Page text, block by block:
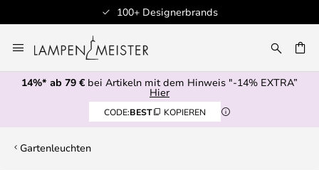
100+ Designerbrands
Inhalt
springen
14%* ab 79 € bei Artikeln mit dem Hinweis "-14% EXTRA”
Hier
CODE:BEST KOPIEREN
Gartenleuchten